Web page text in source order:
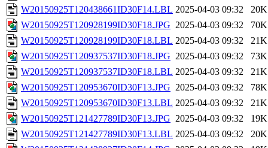
W20150925T120438661ID30F14.LBL 2025-04-03 09:32
20K
W20150925T120928199ID30F18.JPG 2025-04-03 09:32
70K
W20150925T120928199ID30F18.LBL 2025-04-03 09:32
21K
W20150925T120937537ID30F18.JPG 2025-04-03 09:32
73K
W20150925T120937537ID30F18.LBL 2025-04-03 09:32
21K
W20150925T120953670ID30F13.JPG 2025-04-03 09:32
78K
W20150925T120953670ID30F13.LBL 2025-04-03 09:32
21K
W20150925T121427789ID30F13.JPG 2025-04-03 09:32
19K
W20150925T121427789ID30F13.LBL 2025-04-03 09:32
20K